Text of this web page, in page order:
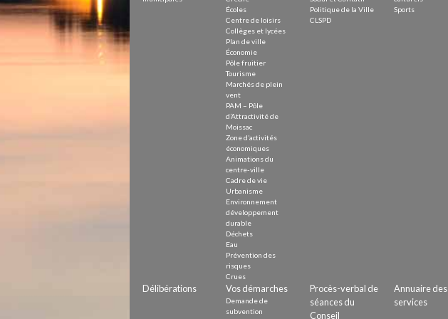
Écoles
Centre de loisirs
Collèges et lycées
Plan de ville
Économie
Pôle fruitier
Tourisme
Marchés de plein
vent
PAM – Pôle
d’Attractivité de
Moissac
Zone d’activités
économiques
Animations du
centre-ville
Cadre de vie
Urbanisme
Environnement
développement
durable
Déchets
Eau
Prévention des
risques
Crues
Politique de la Ville
CLSPD
Sports
Délibérations Vos démarches
Demande de
subvention
Procès-verbal de
séances du
Conseil
Annuaire des
services